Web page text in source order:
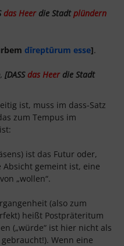
das Heerdie Stadtplündern
dīreptūrum esse].
[DASS das Heerdie Stadt
ist, muss im dass-Satz
zum Tempus im
ist das Futur oder,
gemeint ist, eine
„wollen“.
(also zum
heißt Postpräteritum
(„würde“ ist hier nicht als
Wenn eine